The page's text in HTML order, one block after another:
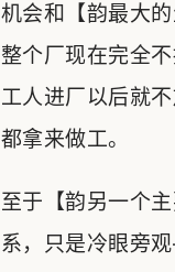
机会和【韵最大
整个厂现在完全
工人进厂以后就
都拿来做工。
至于【韵另一个
系，只是冷眼旁